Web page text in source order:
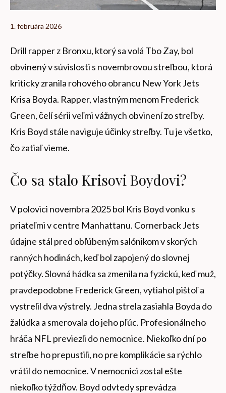
1. februára 2026
Drill rapper z Bronxu, ktorý sa volá Tbo Zay, bol
obvinený v súvislosti s novembrovou streľbou, ktorá
kriticky zranila rohového obrancu New York Jets
Krisa Boyda. Rapper, vlastným menom Frederick
Green, čelí sérii veľmi vážnych obvinení zo streľby.
Kris Boyd stále naviguje účinky streľby. Tu je všetko,
čo zatiaľ vieme.
Čo sa stalo Krisovi Boydovi?
V polovici novembra 2025 bol Kris Boyd vonku s
priateľmi v centre Manhattanu. Cornerback Jets
údajne stál pred obľúbeným salónikom v skorých
ranných hodinách, keď bol zapojený do slovnej
potýčky. Slovná hádka sa zmenila na fyzickú, keď muž,
pravdepodobne Frederick Green, vytiahol pištoľ a
vystrelil dva výstrely. Jedna strela zasiahla Boyda do
žalúdka a smerovala do jeho pľúc. Profesionálneho
hráča NFL previezli do nemocnice. Niekoľko dní po
streľbe ho prepustili, no pre komplikácie sa rýchlo
vrátil do nemocnice. V nemocnici zostal ešte
niekoľko týždňov. Boyd odvtedy sprevádza